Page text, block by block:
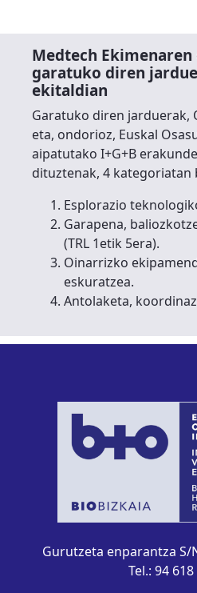
Medtech Ekimenaren
garatuko diren
ekitaldian
Garatuko diren jarduerak,
eta, ondorioz, Euskal
aipatutako I+G+B
dituztenak, 4 kategoriatan
Esplorazio
Garapena,
(TRL 1etik 5era).
Oinarrizko
eskuratzea.
Antolaketa,
Gurutzeta enparantza S/
Tel.: 94